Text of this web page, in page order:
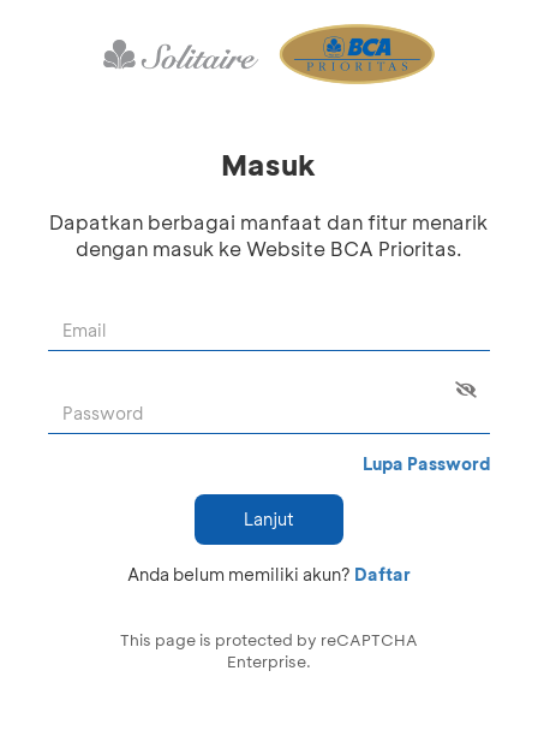
Masuk
Dapatkan berbagai manfaat dan fitur menarik
dengan masuk ke Website BCA Prioritas.
Lupa Password
Lanjut
Anda belum memiliki akun? Daftar
This page is protected by reCAPTCHA
Enterprise.